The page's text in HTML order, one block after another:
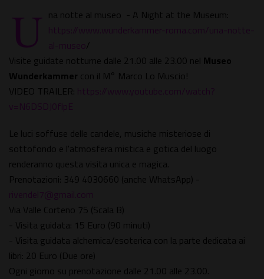
U na notte al museo - A Night at the Museum:
https://www.wunderkammer-roma.com/una-notte-
al-museo/
Visite guidate notturne dalle 21.00 alle 23.00 nel Museo
Wunderkammer con il M° Marco Lo Muscio!
VIDEO TRAILER: https://www.youtube.com/watch?
v=N6DSDJ0flpE
Le luci soffuse delle candele, musiche misteriose di
sottofondo e l'atmosfera mistica e gotica del luogo
renderanno questa visita unica e magica.
Prenotazioni: 349 4030660 (anche WhatsApp) -
rivendel7@gmail.com
Via Valle Corteno 75 (Scala B)
- Visita guidata: 15 Euro (90 minuti)
- Visita guidata alchemica/esoterica con la parte dedicata ai
libri: 20 Euro (Due ore)
Ogni giorno su prenotazione dalle 21.00 alle 23.00.